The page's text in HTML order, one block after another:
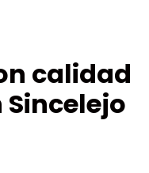
calidad